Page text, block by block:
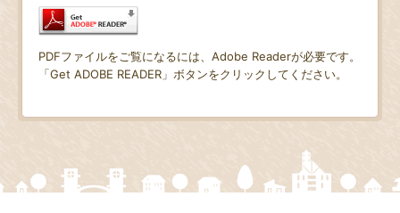
PDFファイルをご覧になるには、Adobe Readerが必要です。
「Get ADOBE READER」ボタンをクリックしてください。